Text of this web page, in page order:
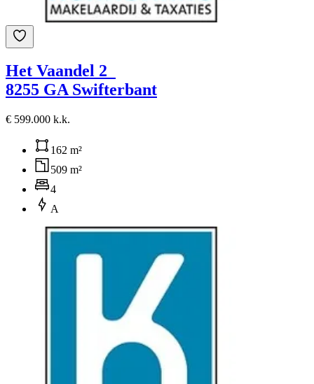
Het Vaandel 2
8255 GA Swifterbant
€ 599.000 k.k.
162 m²
509 m²
4
A